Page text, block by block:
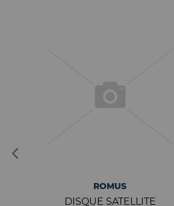
ROMUS
DISQUE SATELLITE